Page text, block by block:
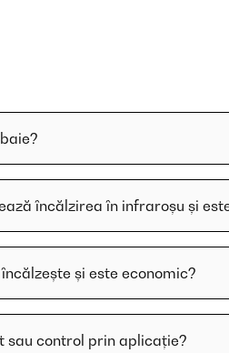
încălzirea în infraroșu și
și este economic?
sau control prin aplicație?